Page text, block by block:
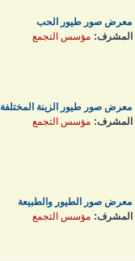
معرض صور طيور الحب
المشرف: مؤسس التجمع
معرض صور طيور الزينة المختلفة
المشرف: مؤسس التجمع
معرض صور الطيور والطبيعة
المشرف: مؤسس التجمع